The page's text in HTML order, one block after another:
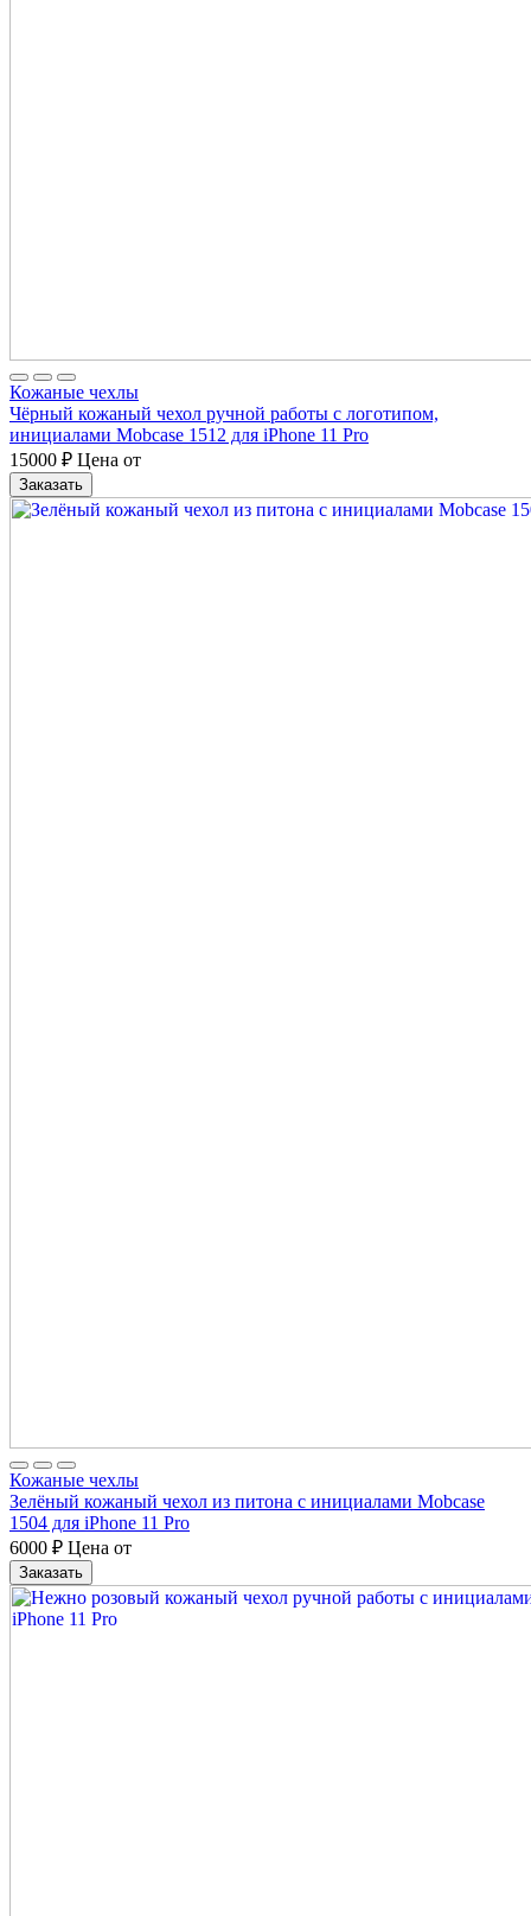
Кожаные чехлы
Чёрный кожаный чехол ручной работы с логотипом,
инициалами Mobcase 1512 для iPhone 11 Pro
15000 ₽ Цена от
Заказать
Кожаные чехлы
Зелёный кожаный чехол из питона с инициалами Mobcase
1504 для iPhone 11 Pro
6000 ₽ Цена от
Заказать